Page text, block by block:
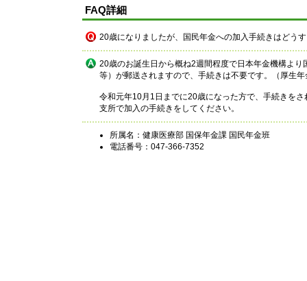
FAQ詳細
20歳になりましたが、国民年金への加入手続きはどう
20歳のお誕生日から概ね2週間程度で日本年金機構よ
等）が郵送されますので、手続きは不要です。（厚生
令和元年10月1日までに20歳になった方で、手続きを
支所で加入の手続きをしてください。
所属名：健康医療部 国保年金課 国民年金班
電話番号：047-366-7352